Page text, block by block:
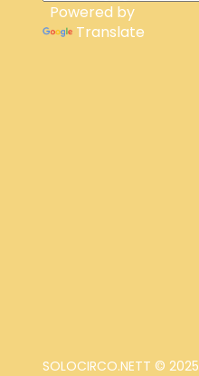
Powered by
Translate
SOLOCIRCO.NETT © 2025